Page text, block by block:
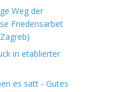
Weg der
Friedensarbet
in etablierter
es satt - Gutes